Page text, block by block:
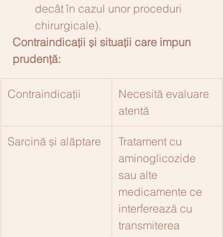
decât în cazul unor proceduri
chirurgicale).
Contraindicații și situații care impun
prudență:
Contraindicații
Necesită evaluare
atentă
Sarcină și alăptare
Tratament cu
aminoglicozide
sau alte
medicamente ce
interferează cu
transmiterea